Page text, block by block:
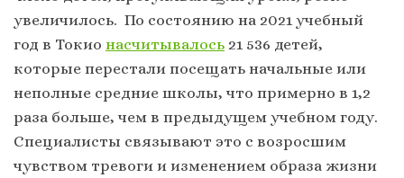
увеличилось. По состоянию на 2021 учебный
год в Токио насчитывалось 21 536 детей,
которые перестали посещать начальные или
неполные средние школы, что примерно в 1,2
раза больше, чем в предыдущем учебном году.
Специалисты связывают это с возросшим
чувством тревоги и изменением образа жизни